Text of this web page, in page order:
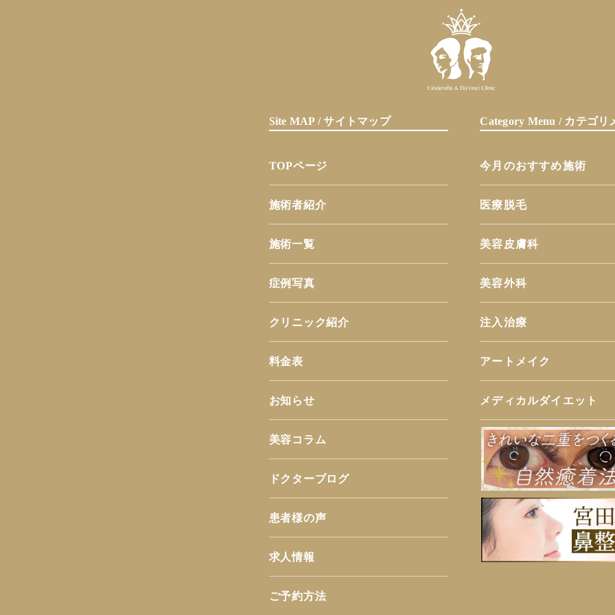
Site MAP / サイトマップ
TOPページ
施術者紹介
施術一覧
症例写真
クリニック紹介
料金表
お知らせ
美容コラム
ドクターブログ
患者様の声
求人情報
ご予約方法
Category Menu / カテゴリ
今月のおすすめ施術
医療脱毛
美容皮膚科
美容外科
注入治療
アートメイク
メディカルダイエット